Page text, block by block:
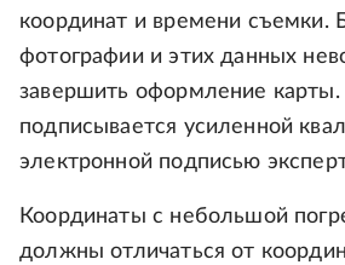
координат и времени съемки.
фотографии и этих данных
завершить оформление карты.
подписывается усиленной
электронной подписью
Координаты с небольшой
должны отличаться от